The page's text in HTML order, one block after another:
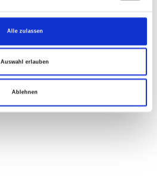
Alle zulassen
Auswahl erlauben
Ablehnen